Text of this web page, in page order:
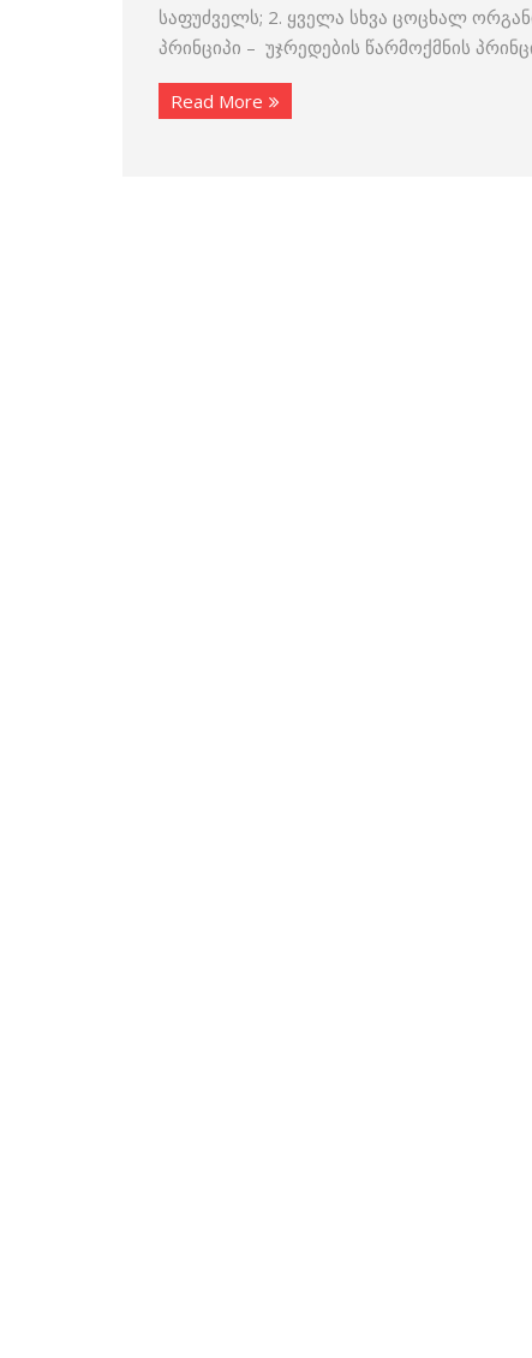
საფუძველს; 2. ყველა სხვა ცოცხალ
პრინციპი – უჯრედების წარმოქმნის
Read More